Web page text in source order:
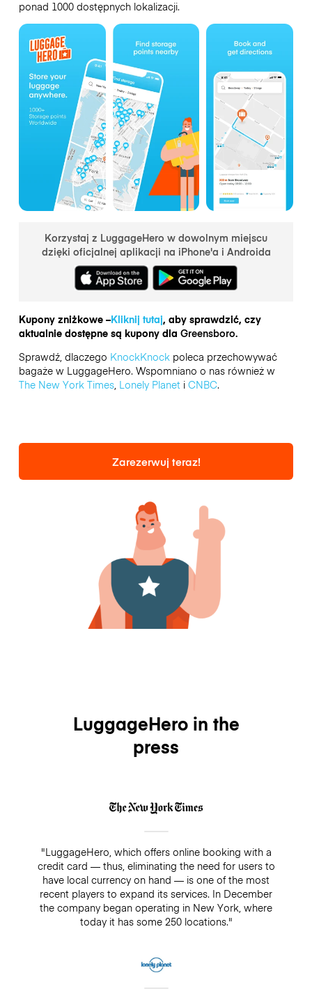
ponad 1000 dostępnych lokalizacji.
Korzystaj z LuggageHero w dowolnym miejscu
dzięki oficjalnej aplikacji na iPhone'a i Androida
Kupony zniżkowe –Kliknij tutaj, aby sprawdzić, czy
aktualnie dostępne są kupony dla Greensboro.
Sprawdź, dlaczego KnockKnockpoleca przechowywać
bagaże w LuggageHero. Wspomniano o nas również w
The New York Times, Lonely Planeti CNBC.
Zarezerwuj teraz!
LuggageHero in the
press
"LuggageHero, which offers online booking with a
credit card — thus, eliminating the need for users to
have local currency on hand — is one of the most
recent players to expand its services. In December
the company began operating in New York, where
today it has some 250 locations."